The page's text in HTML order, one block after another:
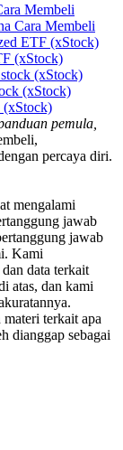
Membeli
Cara Membeli
ETF (xStock)
(xStock)
(xStock)
(xStock)
(xStock)
pemula,
percaya diri.
mengalami
jawab
jawab
Kami
data terkait
atas, dan kami
terkait apa
dianggap sebagai